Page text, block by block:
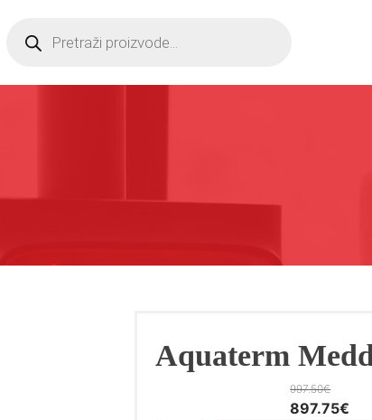
Products
search
Aquaterm
997.50€
Izvorna
897.75€